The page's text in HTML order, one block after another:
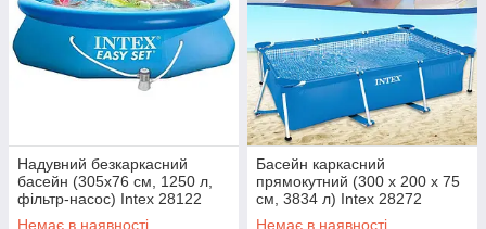
Надувний безкаркасний
басейн (305х76 см, 1250 л,
фільтр-насос) Intex 28122
Синій
Немає в наявності
Басейн каркасний
прямокутний (300 x 200 x 75
см, 3834 л) Intex 28272
Немає в наявності